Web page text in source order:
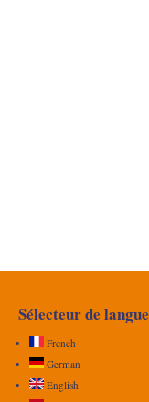
Sélecteur de langue
French
German
English